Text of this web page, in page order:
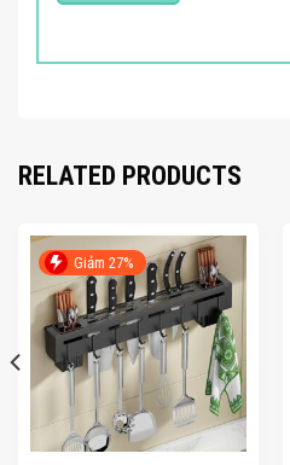
RELATED PRODUCTS
Giảm 27%